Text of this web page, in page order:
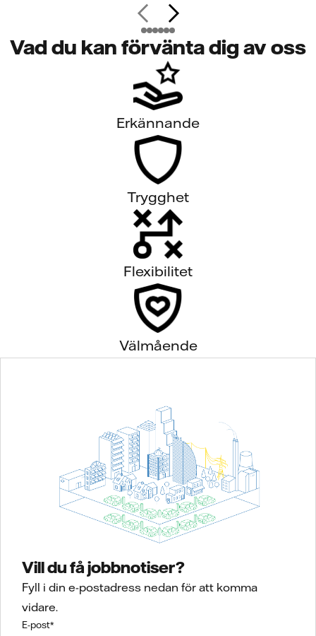
Vad du kan förvänta dig av oss
Erkännande
Trygghet
Flexibilitet
Välmående
Vill du få jobbnotiser?
Fyll i din e-postadress nedan för att komma
vidare.
E-post*